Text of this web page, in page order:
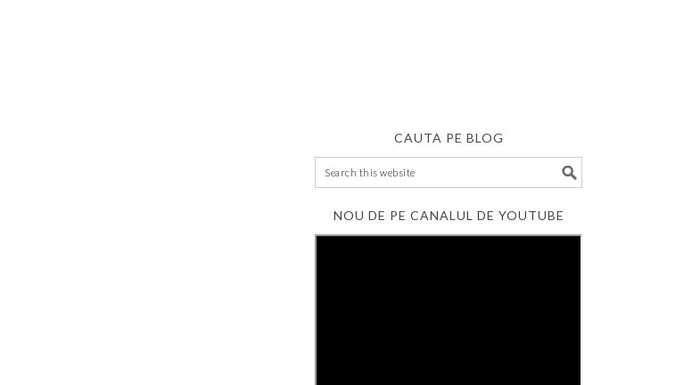
CAUTA PE BLOG
NOU DE PE CANALUL DE YOUTUBE